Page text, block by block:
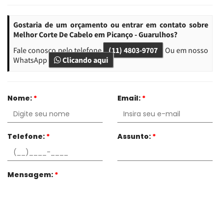
Gostaria de um orçamento ou entrar em contato sobre
Melhor Corte De Cabelo em Picanço - Guarulhos?
Fale conosco pelo telefone (11) 4803-9707
Ou em nosso
WhatsApp
Clicando aqui
Nome: * Email: *
Telefone: * Assunto: *
Mensagem: *